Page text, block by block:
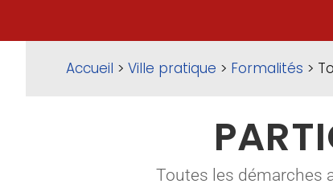
Accueil > Ville pratique > Formalités >
Toutes les démarches